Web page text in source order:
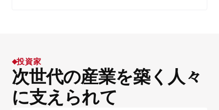
投資家
次世代の産業を築く人々
に支えられて